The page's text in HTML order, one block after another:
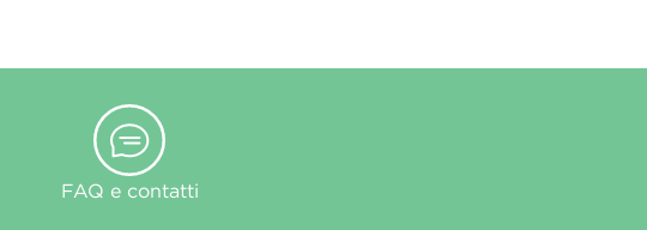
FAQ e contatti